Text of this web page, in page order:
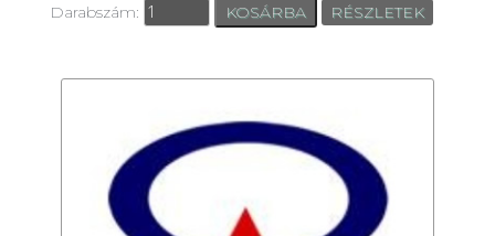
Darabszám: RÉSZLETEK